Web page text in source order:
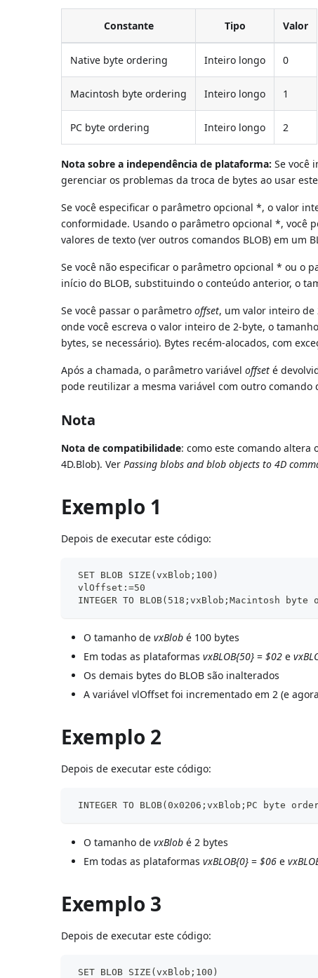
Constante Tipo Valor
Native byte ordering Inteiro longo 0
Macintosh byte ordering Inteiro longo 1
PC byte ordering Inteiro longo 2
Nota sobre a independência de plataforma: Se você
gerenciar os problemas da troca de bytes ao usar
Se você especificar o parâmetro opcional *, o valor
conformidade. Usando o parâmetro opcional *, você
valores de texto (ver outros comandos BLOB) em um
Se você não especificar o parâmetro opcional * ou o
início do BLOB, substituindo o conteúdo anterior, o
Se você passar o parâmetrooffset, um valor inteiro de
onde você escreva o valor inteiro de 2-byte, o
bytes, se necessário). Bytes recém-alocados, com
Após a chamada, o parâmetro variáveloffset é
pode reutilizar a mesma variável com outro comando
Nota
Nota de compatibilidade: como este comando altera
4D.Blob). VerPassing blobs and blob objects to 4D
Exemplo 1
Depois de executar este código:
SET BLOB SIZE(vxBlob;100)
vlOffset:=50
INTEGER TO BLOB(518;vxBlob;Macintosh
O tamanho devxBlob é 100 bytes
Em todas as plataformasvxBLOB{50} =$02 e
Os demais bytes do BLOB são inalterados
A variável vlOffset foi incrementado em 2 (e
Exemplo 2
Depois de executar este código:
INTEGER TO BLOB(0x0206;vxBlob;PC byte
O tamanho devxBlob é 2 bytes
Em todas as plataformasvxBLOB{0} =$06 e
Exemplo 3
Depois de executar este código:
SET BLOB SIZE(vxBlob;100)